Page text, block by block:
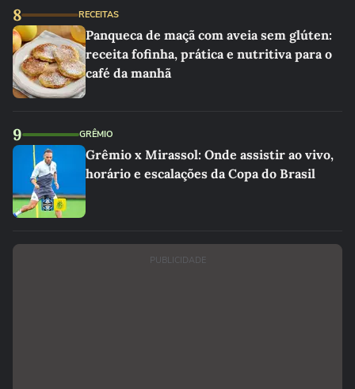
8 RECEITAS
Panqueca de maçã com aveia sem glúten:
receita fofinha, prática e nutritiva para o
café da manhã
9 GRÊMIO
Grêmio x Mirassol: Onde assistir ao vivo,
horário e escalações da Copa do Brasil
PUBLICIDADE